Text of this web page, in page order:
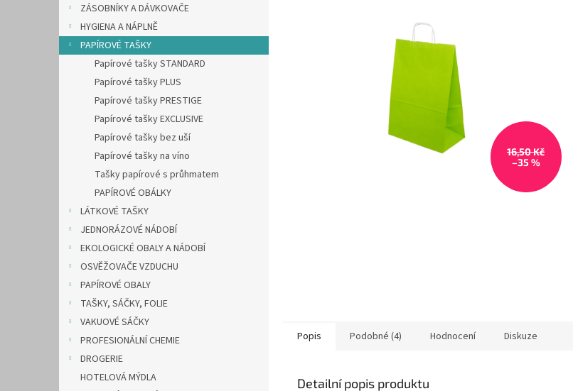
ZÁSOBNÍKY A DÁVKOVAČE
HYGIENA A NÁPLNĚ
PAPÍROVÉ TAŠKY
Papírové tašky STANDARD
Papírové tašky PLUS
Papírové tašky PRESTIGE
Papírové tašky EXCLUSIVE
Papírové tašky bez uší
Papírové tašky na víno
Tašky papírové s průhmatem
PAPÍROVÉ OBÁLKY
LÁTKOVÉ TAŠKY
JEDNORÁZOVÉ NÁDOBÍ
EKOLOGICKÉ OBALY A NÁDOBÍ
OSVĚŽOVAČE VZDUCHU
PAPÍROVÉ OBALY
TAŠKY, SÁČKY, FOLIE
VAKUOVÉ SÁČKY
PROFESIONÁLNÍ CHEMIE
DROGERIE
HOTELOVÁ MÝDLA
16,50 Kč
–35 %
Popis Podobné (4) Hodnocení Diskuze
Detailní popis produktu